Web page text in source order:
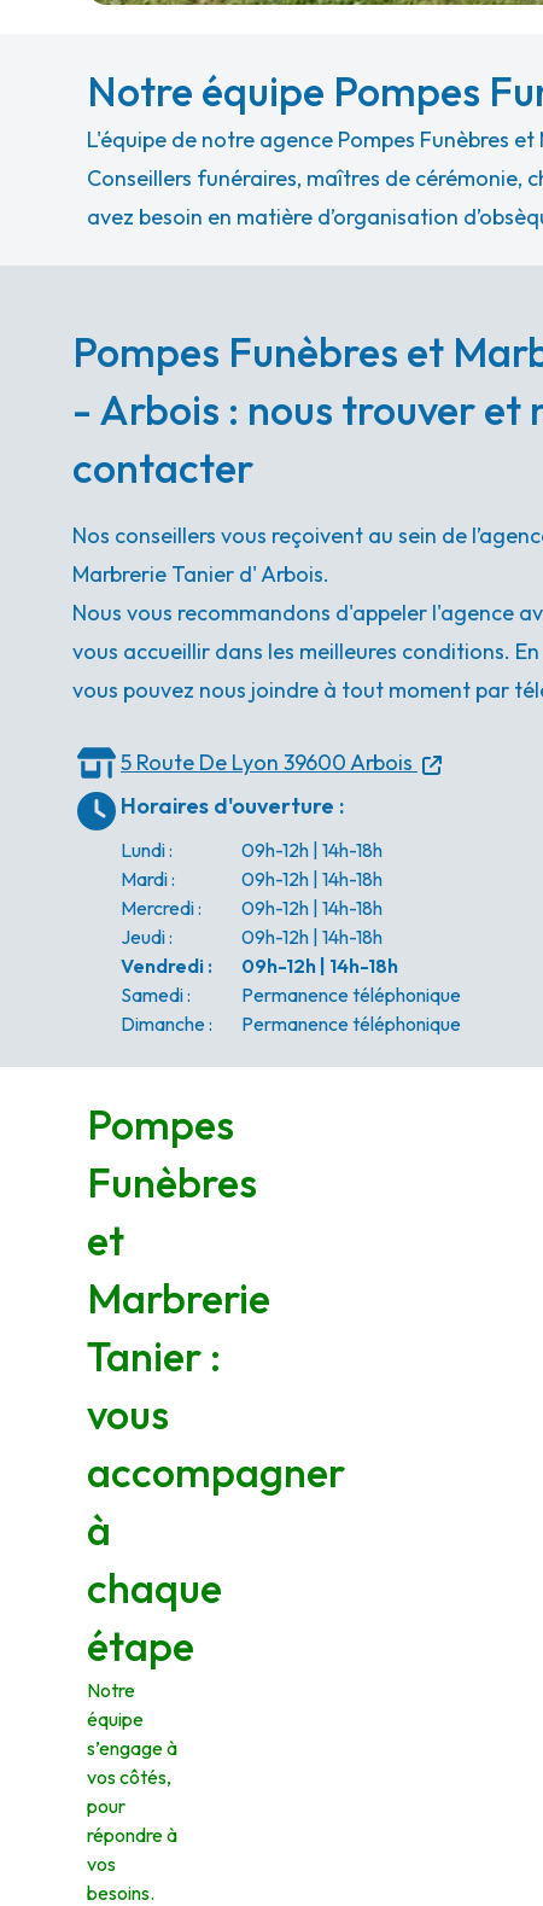
Notre équipe Pompes
L'équipe de notre agence Pompes Funèbres
Conseillers funéraires, maîtres de
avez besoin en matière d’organisation
Pompes Funèbres et
- Arbois : nous trouver et
contacter
Nos conseillers vous reçoivent au sein de
Marbrerie Tanier d' Arbois.
Nous vous recommandons d'appeler l'agence
vous accueillir dans les meilleures conditions.
vous pouvez nous joindre à tout moment par
5 Route De Lyon 39600 Arbois
Horaires d'ouverture :
Lundi:
09h-12h | 14h-18h
Mardi:
09h-12h | 14h-18h
Mercredi:
09h-12h | 14h-18h
Jeudi:
09h-12h | 14h-18h
Vendredi :
09h-12h | 14h-18h
Samedi:
Permanence téléphonique
Dimanche: Permanence téléphonique
Pompes
Funèbres
et
Marbrerie
Tanier :
vous
accompagner
à
chaque
étape
Notre
équipe
s’engage à
vos côtés,
pour
répondre à
vos
besoins.